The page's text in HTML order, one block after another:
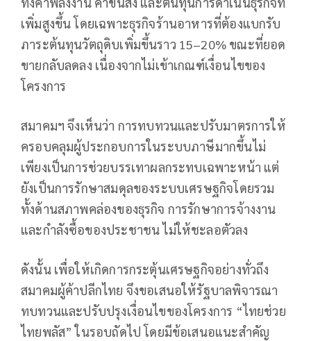
เพิ่มสูงขึ้น โดยเฉพาะธุรกิจร้านอาหารที่ต้องแบกรับ
ภาระต้นทุนวัตถุดิบเพิ่มขึ้นราว 15–20% ขณะที่ยอด
ขายกลับลดลง เนื่องจากไม่เข้าเกณฑ์เงื่อนไขของ
โครงการ
สมาคมฯ จึงเห็นว่า การทบทวนและปรับมาตรการให้
ครอบคลุมผู้ประกอบการในระบบภาษีมากขึ้นไม่
เพียงเป็นการช่วยบรรเทาผลกระทบเฉพาะหน้า แต่
ยังเป็นการรักษาสมดุลของระบบเศรษฐกิจโดยรวม
ทั้งด้านสภาพคล่องของธุรกิจ การรักษาการจ้างงาน
และกำลังซื้อของประชาชน ไม่ให้ชะลอตัวลง
ดังนั้น เพื่อให้เกิดการกระตุ้นเศรษฐกิจอย่างทั่วถึง
สมาคมผู้ค้าปลีกไทย จึงขอเสนอให้รัฐบาลพิจารณา
ทบทวนและปรับปรุงเงื่อนไขของโครงการ “ไทยช่วย
ไทยพลัส” ในรอบถัดไป โดยมีข้อเสนอแนะสำคัญ